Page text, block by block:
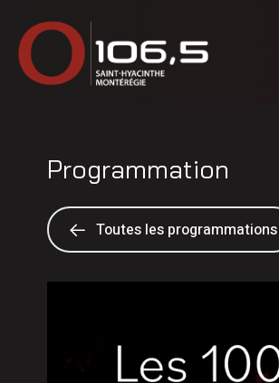
Programmation
Toutes les programmations